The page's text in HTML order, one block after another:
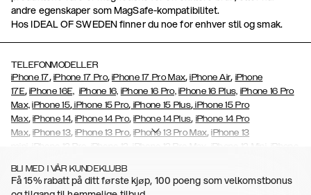
andre egenskaper som MagSafe-kompatibilitet.
Hos IDEAL OF SWEDEN finner du noe for enhver stil og smak.
TELEFONMODELLER
iPhone 17, iPhone 17 Pro,iPhone 17 Pro Max,iPhone Air, iPhone
17E,iPhone 16E, iPhone 16, iPhone 16 Pro, iPhone 16 Plus, iPhone 16 Pro
Max, iPhone 15, iPhone 15 Pro, iPhone 15 Plus, iPhone 15 Pro
Max,iPhone 14,iPhone 14 Pro,iPhone 14 Plus, iPhone 14 Pro
Max,iPhone 13,iPhone 13 Pro,iPhone 13 Pro Max,iPhone 13
iPhone 12 Pro iPhone 12 iPhone 12 Pro Max iPhone 12 Mini
iPhone
XR ,iPhone X,iPhone SE (2020)
, iPhone 6/6s , iPhone 6/6s Plus ,iPhone 5/5s/SE ,
BLI MED I VÅR KUNDEKLUBB
Få 15% rabatt på ditt første kjøp, 100 poeng som velkomstbonus